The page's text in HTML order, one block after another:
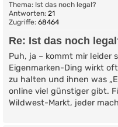
Thema: Ist das noch legal?
Antworten: 21
Zugriffe: 68464
Re: Ist das noch
Puh, ja – kommt mir leider
Eigenmarken-Ding wirkt
zu halten und ihnen was
online viel günstiger gibt.
Wildwest-Markt, jeder